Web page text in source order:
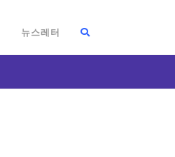
뉴스레터